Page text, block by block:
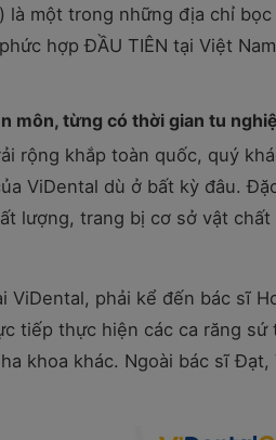
là một trong những địa chỉ
hợp ĐẦU TIÊN tại Việt
môn, từng có thời gian tu
rộng khắp toàn quốc, quý
ViDental dù ở bất kỳ đâu.
lượng, trang bị cơ sở vật
ViDental, phải kể đến bác sĩ
tiếp thực hiện các ca răng
khoa khác. Ngoài bác sĩ